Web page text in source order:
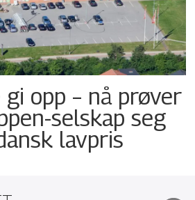
opp – nå prøver
selskap seg
lavpris